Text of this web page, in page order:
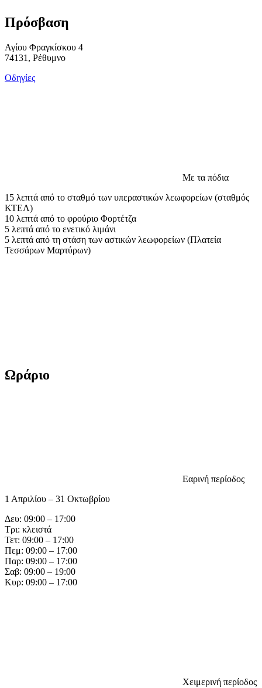
Πρόσβαση
Αγίου Φραγκίσκου 4
74131, Ρέθυμνο
Οδηγίες
Με τα πόδια
15 λεπτά από το σταθμό των υπεραστικών λεωφορείων (σταθμός
ΚΤΕΛ)
10 λεπτά από το φρούριο Φορτέτζα
5 λεπτά από το ενετικό λιμάνι
5 λεπτά από τη στάση των αστικών λεωφορείων (Πλατεία
Τεσσάρων Μαρτύρων)
Ωράριο
Εαρινή περίοδος
1 Απριλίου – 31 Οκτωβρίου
Δευ: 09:00 – 17:00
Τρι: κλειστά
Τετ: 09:00 – 17:00
Πεμ: 09:00 – 17:00
Παρ: 09:00 – 17:00
Σαβ: 09:00 – 19:00
Κυρ: 09:00 – 17:00
Χειμερινή περίοδος